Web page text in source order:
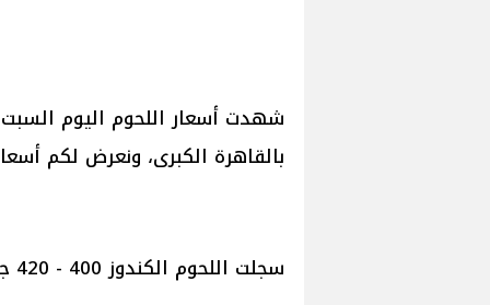
بالقاهرة الكبرى، ونعرض لكم
سجلت اللحوم الكندوز 400 - 420 جنيهًا.